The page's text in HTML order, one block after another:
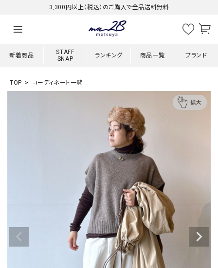
3,300円以上（税込）のご購入で全品送料無料
新着商品
STAFF
SNAP
ランキング 商品一覧 ブランド
TOP コーディネート一覧